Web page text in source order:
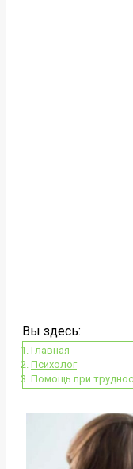
Вы здесь:
Главная
Психолог
Помощь при